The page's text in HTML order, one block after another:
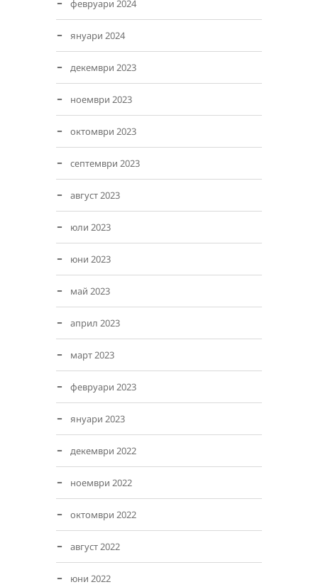
февруари 2024
януари 2024
декември 2023
ноември 2023
октомври 2023
септември 2023
август 2023
юли 2023
юни 2023
май 2023
април 2023
март 2023
февруари 2023
януари 2023
декември 2022
ноември 2022
октомври 2022
август 2022
юни 2022